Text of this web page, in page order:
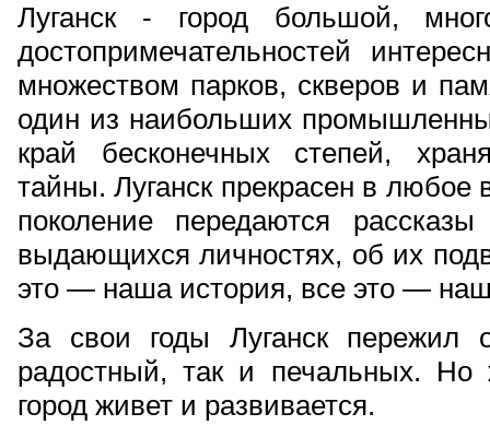
Луганск - город большой,
достопримечательностей
множеством парков, скверов и
один из наибольших
край бесконечных степей,
тайны. Луганск прекрасен в любое
поколение передаются
выдающихся личностях, об их
это — наша история, все это — наш
За свои годы Луганск пережил
радостный, так и печальных.
город живет и развивается.